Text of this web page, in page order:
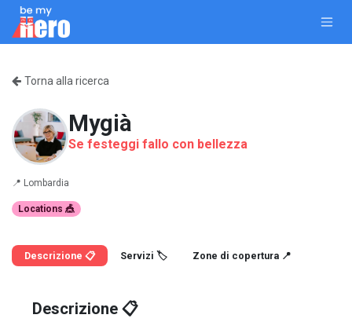
Passa al contenuto
Torna alla ricerca
Mygià
Se festeggi fallo con bellezza
📍 Lombardia
Locations 🎪
Descrizione 📋 Servizi 🏷️ Zone di copertura 📍
Descrizione 📋